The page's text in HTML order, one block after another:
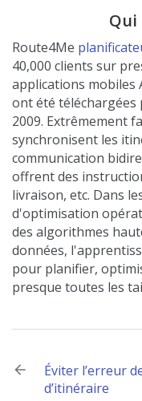
Qui
Route4Me
40,000 clients sur
applications mobiles
ont été téléchargées
2009. Extrêmement
synchronisent les
communication
offrent des
livraison, etc. Dans
d'optimisation
des algorithmes
données,
pour planifier,
presque toutes les
Post
navigation
Éviter l’erreur
d’itinéraire